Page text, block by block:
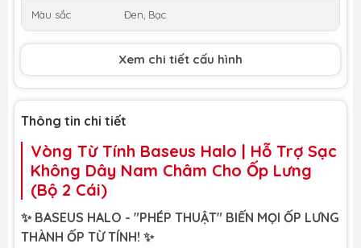
Màu sắc Đen, Bạc
Xem chi tiết cấu hình
Thông tin chi tiết
Vòng Từ Tính Baseus Halo | Hỗ Trợ Sạc
Không Dây Nam Châm Cho Ốp Lưng
(Bộ 2 Cái)
✨ BASEUS HALO - "PHÉP THUẬT" BIẾN MỌI ỐP LƯNG
THÀNH ỐP TỪ TÍNH! ✨